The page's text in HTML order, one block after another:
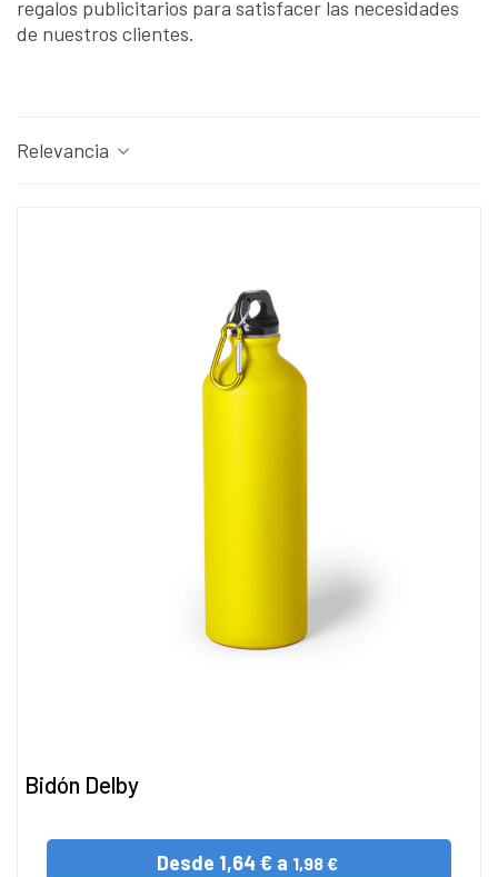
regalos publicitarios para satisfacer las necesidades
de nuestros clientes.
Relevancia
Bidón Delby
Desde 1,64 € a 1,98 €